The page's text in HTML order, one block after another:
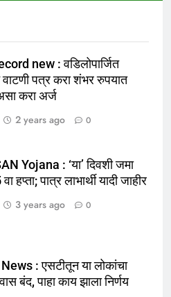
new : वडिलोपार्जित
पत्र करा शंभर रुपयात
करा अर्ज
2 years ago 0
Yojana : ‘या’ दिवशी जमा
हप्ता; पात्र लाभार्थी यादी जाहीर
3 years ago 0
: एसटीतून या लोकांचा
बंद, पाहा काय झाला निर्णय